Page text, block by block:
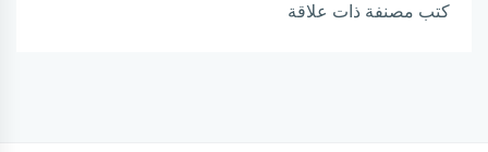
كتب مصنفة ذات علاقة